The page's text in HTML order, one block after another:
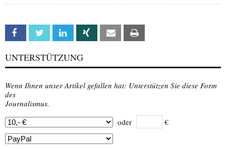
Facebook Twitter Linkedin Xing Email
UNTERSTÜTZUNG
Wenn Ihnen unser Artikel gefallen hat: Unterstützen Sie diese Form
des
Journalismus.
oder
€